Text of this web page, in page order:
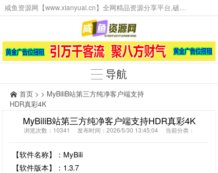
咸鱼资源网【www.xianyuai.cn】全网精品资源分享平台,破解软件,技术源码,火爆项目,工具辅助,这里无所不有。
导航
首页 > > MyBiliB站第三方纯净客户端支持
HDR真彩4K
MyBiliB站第三方纯净客户端支持HDR真彩4K
浏览次数：10341 发布时间：2026/5/30 13:45:04 当前分类：
【软件名称】：MyBili
【软件版本】：1.3.7